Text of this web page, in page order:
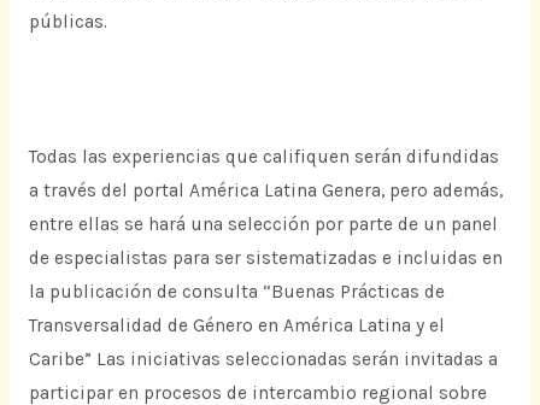
públicas.
Todas las experiencias que califiquen serán difundidas
a través del portal América Latina Genera, pero además,
entre ellas se hará una selección por parte de un panel
de especialistas para ser sistematizadas e incluidas en
la publicación de consulta “Buenas Prácticas de
Transversalidad de Género en América Latina y el
Caribe” Las iniciativas seleccionadas serán invitadas a
participar en procesos de intercambio regional sobre